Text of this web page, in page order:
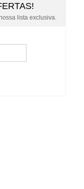
lista exclusiva.